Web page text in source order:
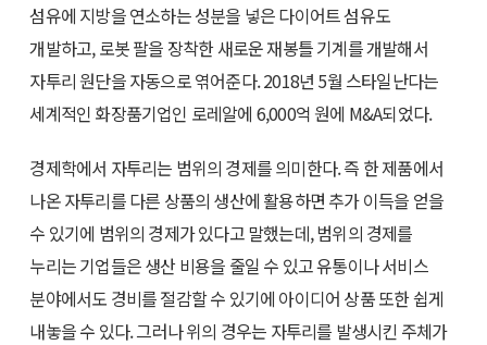
섬유에 지방을 연소하는 성분을 넣은 다이어트 섬유도
개발하고, 로봇 팔을 장착한 새로운 재봉틀 기계를 개발해서
자투리 원단을 자동으로 엮어준다. 2018년 5월 스타일난다는
세계적인 화장품기업인 로레알에 6,000억 원에 M&A되었다.
경제학에서 자투리는 범위의 경제를 의미한다. 즉 한 제품에서
나온 자투리를 다른 상품의 생산에 활용하면 추가 이득을 얻을
수 있기에 범위의 경제가 있다고 말했는데, 범위의 경제를
누리는 기업들은 생산 비용을 줄일 수 있고 유통이나 서비스
분야에서도 경비를 절감할 수 있기에 아이디어 상품 또한 쉽게
내놓을 수 있다. 그러나 위의 경우는 자투리를 발생시킨 주체가